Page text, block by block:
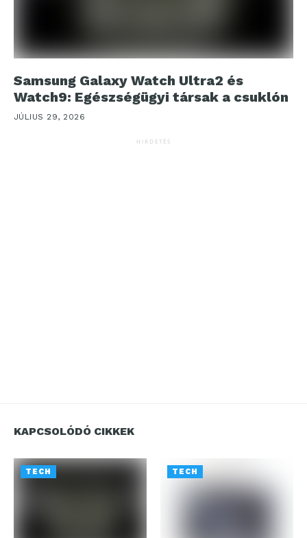
Samsung Galaxy Watch Ultra2 és
Watch9: Egészségügyi társak a csuklón
JÚLIUS 29, 2026
HIRDETÉS
KAPCSOLÓDÓ CIKKEK
TECH TECH